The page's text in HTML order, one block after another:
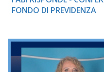
FONDO DI PREVIDENZA